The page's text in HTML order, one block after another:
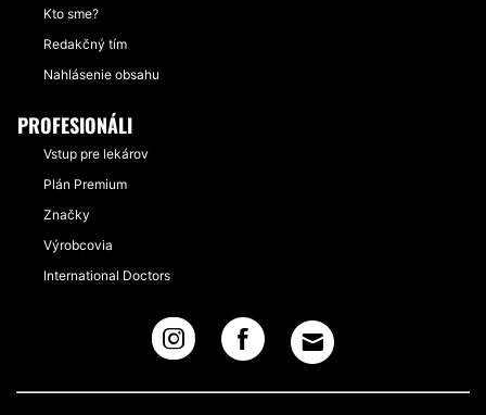
Kto sme?
Redakčný tím
Nahlásenie obsahu
PROFESIONÁLI
Vstup pre lekárov
Plán Premium
Značky
Výrobcovia
International Doctors